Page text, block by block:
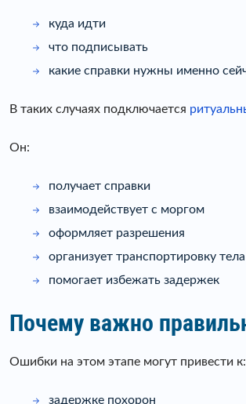
куда идти
что подписывать
какие справки нужны именно
В таких случаях подключается
Он:
получает справки
взаимодействует с моргом
оформляет разрешения
организует транспортировку тела
помогает избежать задержек
Почему важно
Ошибки на этом этапе могут привести к:
задержке похорон